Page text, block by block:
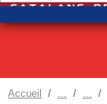
Accueil